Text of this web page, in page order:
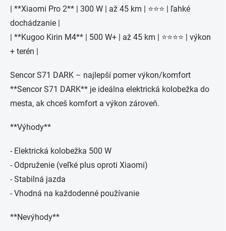
| **Xiaomi Pro 2** | 300 W | až 45 km | ⭐⭐⭐ | ľahké
dochádzanie |
| **Kugoo Kirin M4** | 500 W+ | až 45 km | ⭐⭐⭐⭐ | výkon
+ terén |
Sencor S71 DARK – najlepší pomer výkon/komfort
**Sencor S71 DARK** je ideálna elektrická kolobežka do
mesta, ak chceš komfort a výkon zároveň.
**Výhody**
- Elektrická kolobežka 500 W
- Odpruženie (veľké plus oproti Xiaomi)
- Stabilná jazda
- Vhodná na každodenné používanie
**Nevýhody**